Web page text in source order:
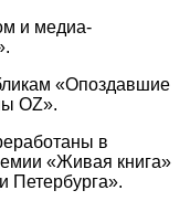
и медиа-
«Опоздавшие
OZ».
в
«Живая книга»